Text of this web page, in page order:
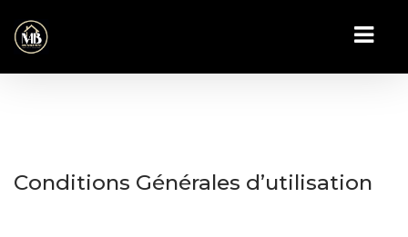
Conditions Générales d’utilisation